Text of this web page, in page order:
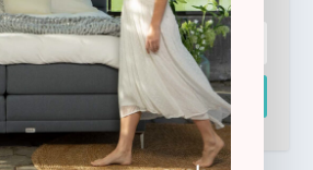
Inschrijven